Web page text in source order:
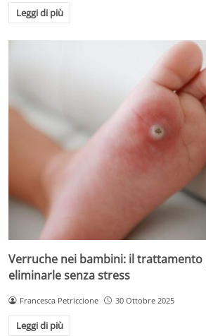
Leggi di più
Verruche nei bambini: il
eliminarle senza stress
Francesca Petriccione 30 Ottobre 2025
Leggi di più